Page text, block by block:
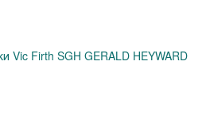
Vic Firth SGH GERALD HEYWARD